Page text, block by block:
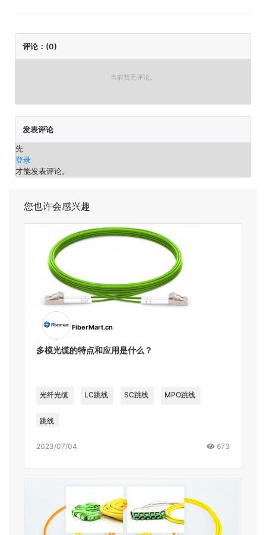
评论：(0)
当前暂无评论。
发表评论
先
登录
才能发表评论。
您也许会感兴趣
FiberMart.cn
多模光缆的特点和应用是什么？
光纤光缆 LC跳线 SC跳线 MPO跳线
跳线
2023/07/04 673